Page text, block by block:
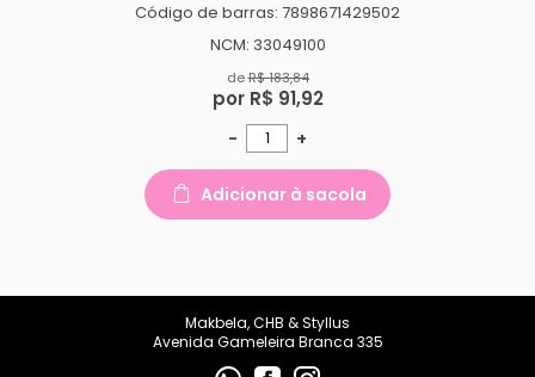
Código de barras: 7898671429502
NCM: 33049100
deR$ 183,84
por R$ 91,92
- +
Adicionar à sacola
Makbela, CHB & Styllus
Avenida Gameleira Branca 335